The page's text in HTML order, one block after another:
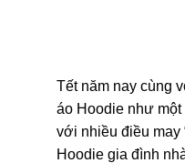
Tết năm nay cùng
áo Hoodie như
với nhiều điều may
Hoodie gia đình